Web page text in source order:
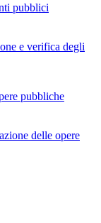
pubblici
e verifica degli
pubbliche
delle opere